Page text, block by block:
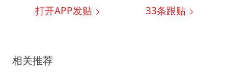
打开APP发贴 33条跟贴
相关推荐